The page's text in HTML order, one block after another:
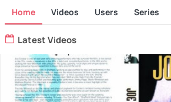
Home Videos Users Series
Latest Videos